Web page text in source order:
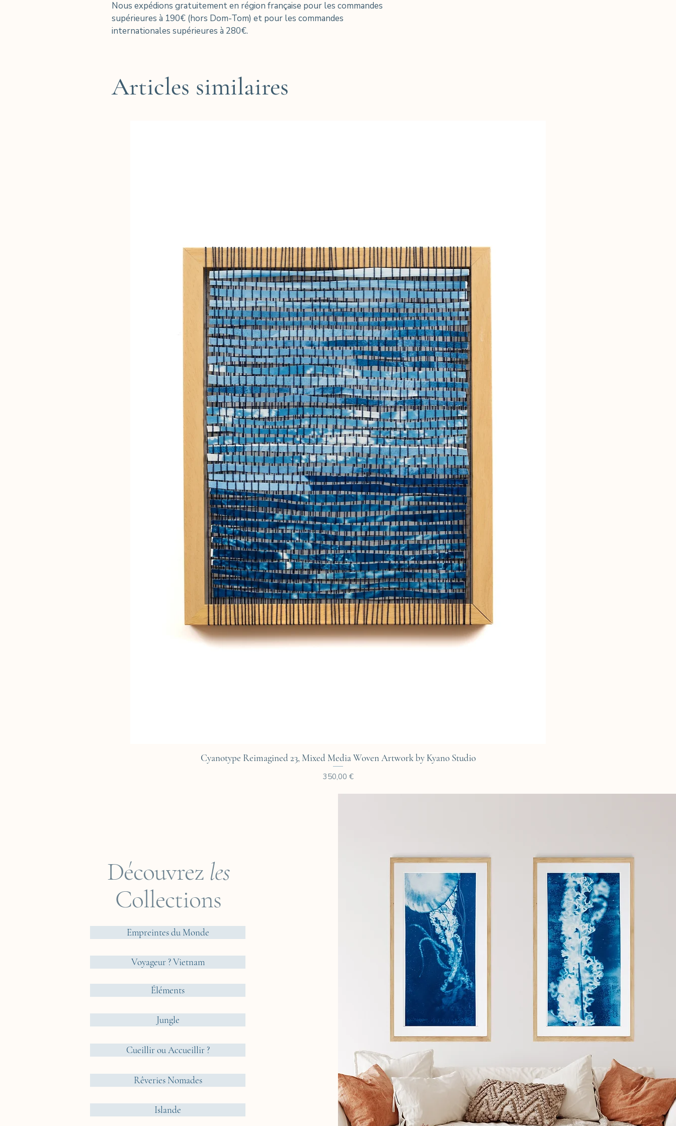
Nous expédions gratuitement en région française pour les commandes
supérieures à 190€ (hors Dom-Tom) et pour les commandes
internationales supérieures à 280€.
Articles similaires
Aperçu rapide
Cyanotype Reimagined 23, Mixed Media Woven Artwork by Kyano Studio
Prix
350,00 €
Découvrez les
Collections
Empreintes du Monde
Voyageur ? Vietnam
Éléments
Jungle
Cueillir ou Accueillir ?
Rêveries Nomades
Islande